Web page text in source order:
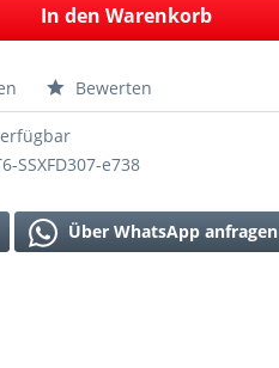
In den Warenkorb
Bewerten
SSXFD307-e738
Über WhatsApp anfragen